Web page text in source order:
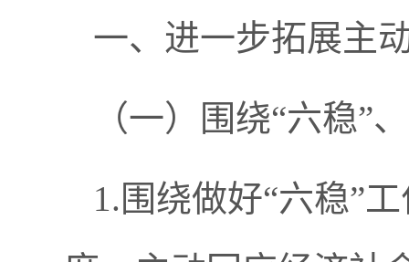
一、进一步拓展主
（一）围绕“六稳”
1.围绕做好“六稳”